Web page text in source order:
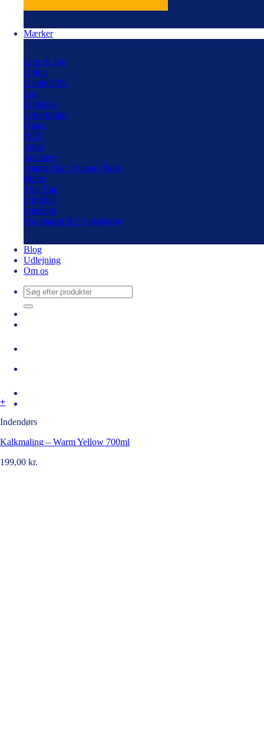
Mærker
Cole & son
Dylon
Detale CPH
Ege
Eijfenger
Ferm living
Gjøco
ROC
Jotun
Junckers
Jeanne d'arc Vintage Paint
Miller
Trip Trap
Polyfilla
Speckter
Skovgaard & Frydensberg
Blog
Udlejning
Om os
Søg
efter:
+
Indendørs
Kalkmaling – Warm Yellow 700ml
199,00 kr.